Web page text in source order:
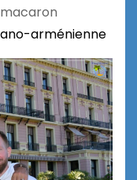
arménienne